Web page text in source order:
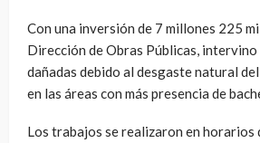
Con una inversión de 7 millones 225
Dirección de Obras Públicas, intervino
dañadas debido al desgaste natural
en las áreas con más presencia de
Los trabajos se realizaron en horarios